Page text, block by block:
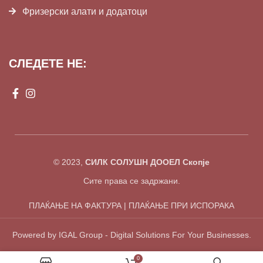
Фризерски алати и додатоци
СЛЕДЕТЕ НЕ:
© 2023, СИЛК СОЛУШН ДООЕЛ Скопје
Сите права се задржани.
ПЛАЌАЊЕ НА ФАКТУРА | ПЛАЌАЊЕ ПРИ ИСПОРАКА
Powered by IGAL Group - Digital Solutions For Your Businesses.
0